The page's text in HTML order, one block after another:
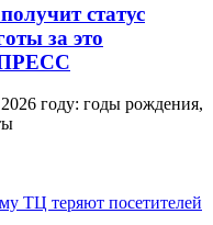
статус
за это
году: годы рождения,